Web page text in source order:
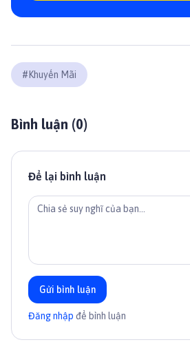
# Khuyến Mãi
Bình luận (0)
Để lại bình luận
Gửi bình luận
Đăng nhập để bình luận